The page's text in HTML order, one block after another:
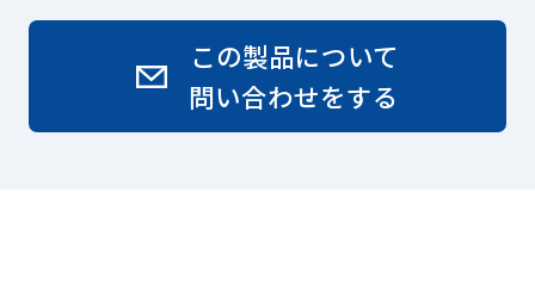
この製品について
問い合わせをする